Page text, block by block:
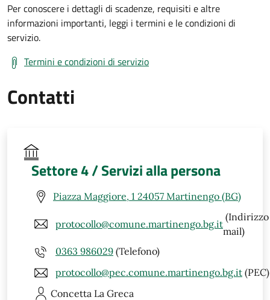
Per conoscere i dettagli di scadenze, requisiti e altre
informazioni importanti, leggi i termini e le condizioni di
servizio.
Termini e condizioni di servizio
Contatti
Settore 4 / Servizi alla persona
Piazza Maggiore, 1 24057 Martinengo (BG)
protocollo@comune.martinengo.bg.it
(Indirizzo
mail)
0363 986029 (Telefono)
protocollo@pec.comune.martinengo.bg.it (PEC)
Concetta La Greca